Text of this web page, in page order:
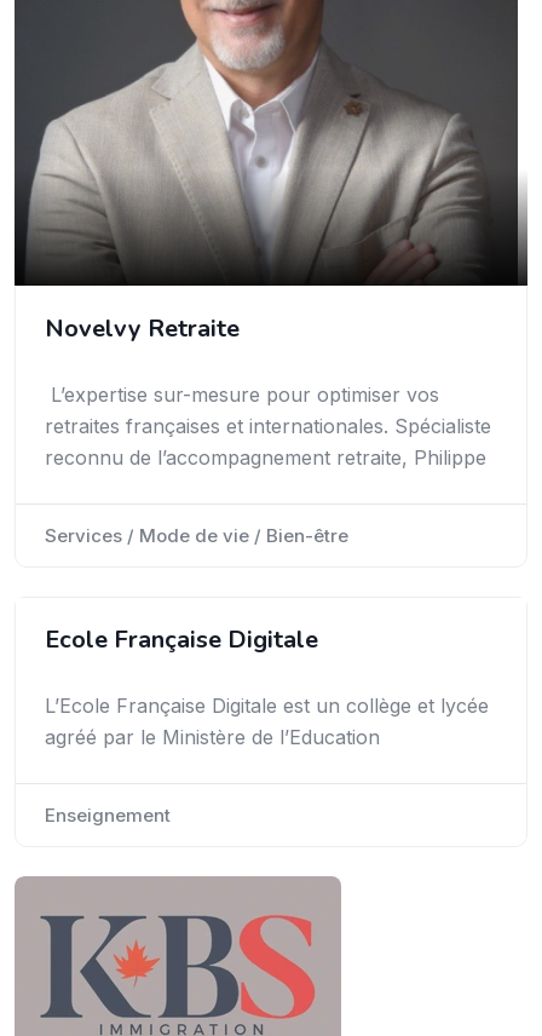
Novelvy Retraite
L’expertise sur-mesure pour optimiser vos
retraites françaises et internationales. Spécialiste
reconnu de l’accompagnement retraite, Philippe
Services / Mode de vie / Bien-être
Ecole Française Digitale
L’Ecole Française Digitale est un collège et lycée
agréé par le Ministère de l’Education
Enseignement